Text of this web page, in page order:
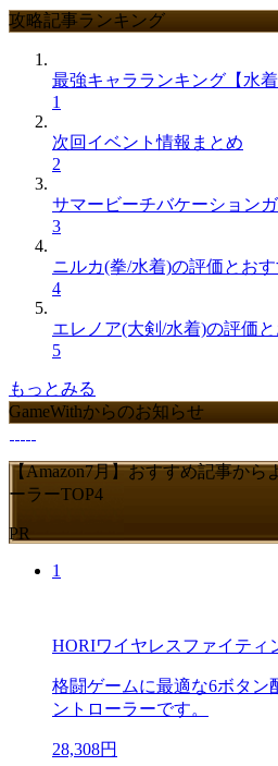
攻略記事ランキング
最強キャラランキング【水
1
次回イベント情報まとめ
2
サマービーチバケーション
3
ニルカ(拳/水着)の評価とお
4
エレノア(大剣/水着)の評価
5
もっとみる
GameWithからのお知らせ
【Amazon7月】おすすめ記事か
ーラーTOP4
PR
1
HORIワイヤレスファイティ
格闘ゲームに最適な6ボタン
ントローラーです。
28,308円